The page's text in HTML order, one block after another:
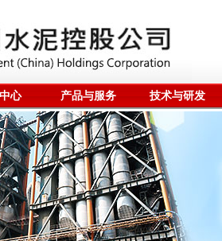
心 产品与服务 技术与研发